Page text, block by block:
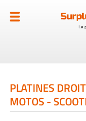
au
contenu
PLATINES
MOTOS -